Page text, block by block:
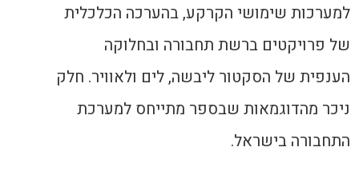
למערכות שימושי הקרקע, בהערכה הכלכלית
של פרויקטים ברשת תחבורה ובחלוקה
הענפית של הסקטור ליבשה, לים ולאוויר. חלק
ניכר מהדוגמאות שבספר מתייחס למערכת
התחבורה בישראל.